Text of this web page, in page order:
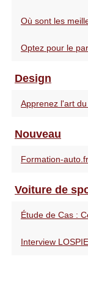
Où sont les
Optez pour le
Design
Apprenez l'art du
Nouveau
Formation-auto.fr
Voiture de
Étude de Cas :
Interview